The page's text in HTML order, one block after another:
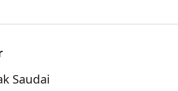
Saudai